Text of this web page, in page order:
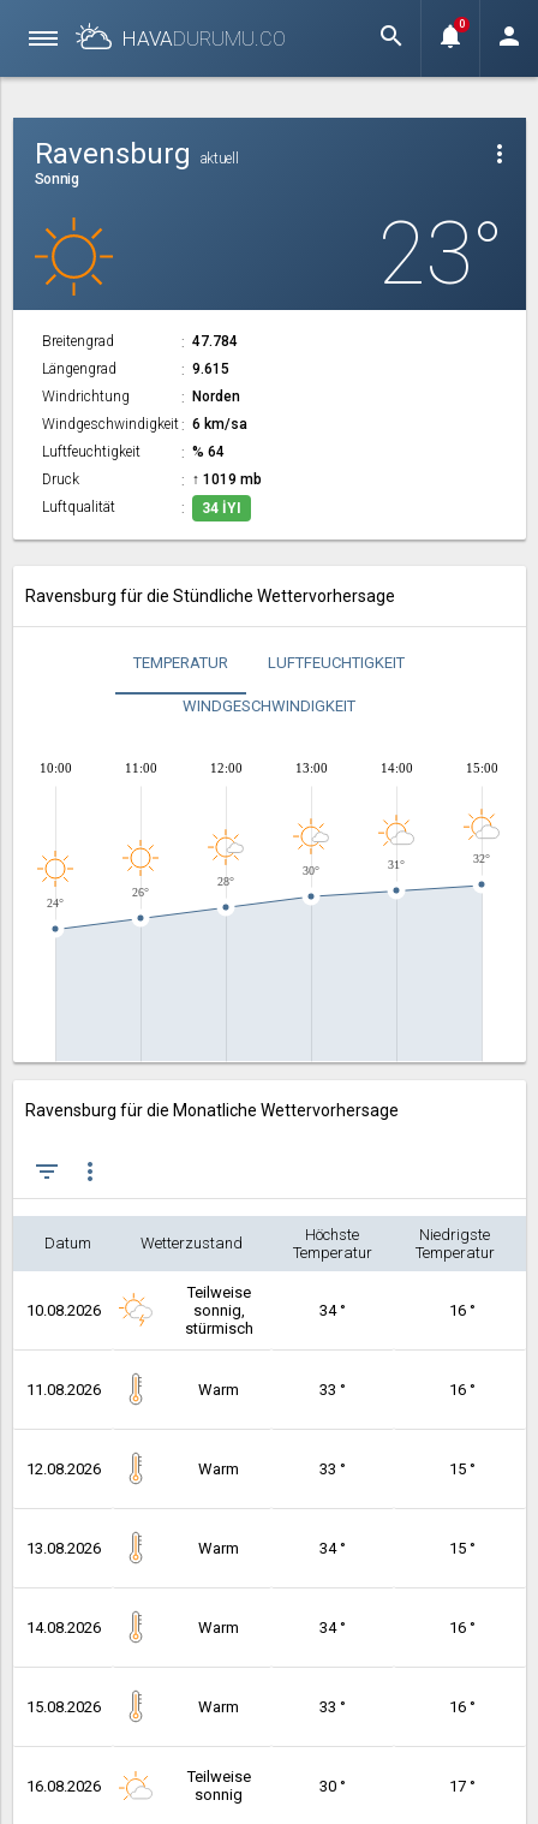
HAVADURUMU.CO search notifications
0 person
more_vert
Ravensburg
aktuell
Sonnig
23°
Breitengrad
47.784
Längengrad
9.615
Windrichtung
Norden
Windgeschwindigkeit
6 km/sa
Luftfeuchtigkeit
% 64
Druck
↑ 1019 mb
Luftqualität
34 İYI
Ravensburg für die Stündliche Wettervorhersage
TEMPERATUR LUFTFEUCHTIGKEIT
WINDGESCHWINDIGKEIT
24°
26°
28°
30° 31° 32°
10:00 11:00 12:00 13:00 14:00 15:00
Ravensburg für die Monatliche Wettervorhersage
filter_list more_vert
Datum Wetterzustand
Höchste
Temperatur
Niedrigste
Temperatur
10.08.2026
Teilweise
sonnig,
stürmisch
34 ° 16 °
11.08.2026 Warm 33 ° 16 °
12.08.2026 Warm 33 ° 15 °
13.08.2026 Warm 34 ° 15 °
14.08.2026 Warm 34 ° 16 °
15.08.2026 Warm 33 ° 16 °
16.08.2026
Teilweise
sonnig
30 ° 17 °